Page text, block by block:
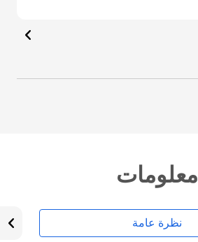
معلومات
نظرة عامة